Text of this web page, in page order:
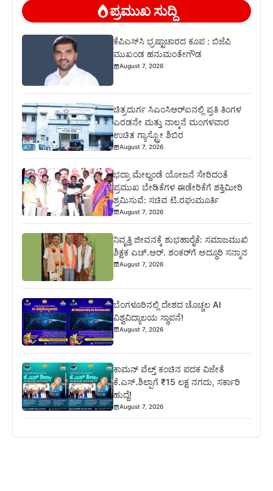
ಪ್ರಮುಖ ಸುದ್ದಿ
ಕೆಪಿಎಸ್‍ಸಿ ಭ್ರಷ್ಟಾಚಾರದ ಕೂಪ : ಬಿಜೆಪಿ
ಮುಖಂಡ ಹನುಮಂತೇಗೌಡ
August 7, 2026
ಚಿತ್ರದುರ್ಗ ಸಿಎಂಸಿಆರ್‍ಐನಲ್ಲಿ ಪ್ರತಿ ತಿಂಗಳ
ಎರಡನೇ ಮತ್ತು ನಾಲ್ಕನೆ ಮಂಗಳವಾರ
ಉಚಿತ ಗ್ಯಾಸ್ಟ್ರೋ ಶಿಬಿರ
August 7, 2026
ಭದ್ರಾ ಮೇಲ್ದಂಡೆ ಯೋಜನೆ ಸೇರಿದಂತೆ
ಪ್ರಮುಖ ಬೇಡಿಕೆಗಳ ಈಡೇರಿಕೆಗೆ ಶಕ್ತಿಮೀರಿ
ಶ್ರಮಿಸುವೆ: ಸಚಿವ ಟಿ.ರಘುಮೂರ್ತಿ
August 7, 2026
ನಿವೃತ್ತಿ ಜೀವನಕ್ಕೆ ಶುಭಹಾರೈಕೆ: ಸಮಾಜಮುಖಿ
ಶಿಕ್ಷಕ ಎಚ್.ಆರ್. ಶಂಕರ್‌ಗೆ ಅದ್ಧೂರಿ ಸನ್ಮಾನ
August 7, 2026
ಬೆಂಗಳೂರಿನಲ್ಲಿ ದೇಶದ ಚೊಚ್ಚಲ AI
ವಿಶ್ವವಿದ್ಯಾಲಯ ಸ್ಥಾಪನೆ!
August 7, 2026
ಕಾಮನ್ ವೆಲ್ತ್ ಕಂಚಿನ ಪದಕ ವಿಜೇತೆ
ಕೆ.ಎಸ್.ಶಿಲ್ಪಾಗೆ ₹15 ಲಕ್ಷ ನಗದು, ಸರ್ಕಾರಿ
ಹುದ್ದೆ!
August 7, 2026